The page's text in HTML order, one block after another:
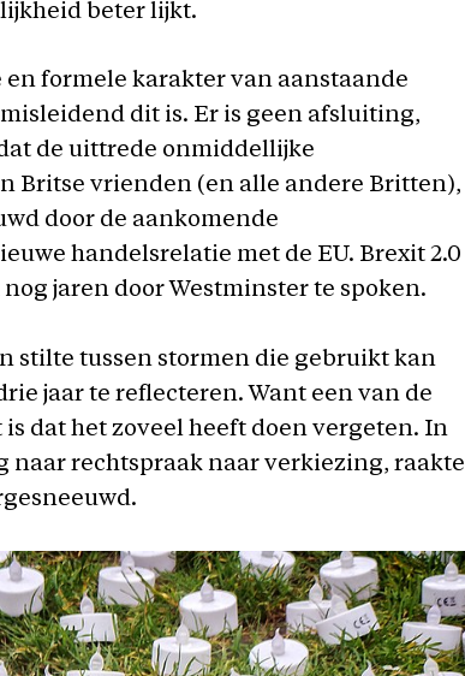
beter lijkt.
formele karakter van aanstaande
dit is. Er is geen afsluiting,
de uittrede onmiddellijke
Britse vrienden (en alle andere Britten),
door de aankomende
handelsrelatie met de EU. Brexit 2.0
jaren door Westminster te spoken.
stilte tussen stormen die gebruikt kan
jaar te reflecteren. Want een van de
dat het zoveel heeft doen vergeten. In
naar rechtspraak naar verkiezing, raakte